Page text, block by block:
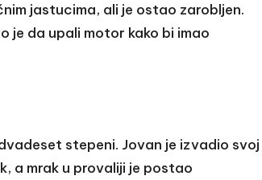
jastucima, ali je ostao zarobljen.
je da upali motor kako bi imao
stepeni. Jovan je izvadio svoj
a mrak u provaliji je postao